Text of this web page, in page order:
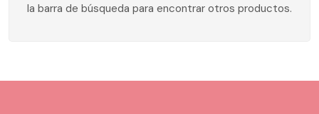
la barra de búsqueda para encontrar otros productos.